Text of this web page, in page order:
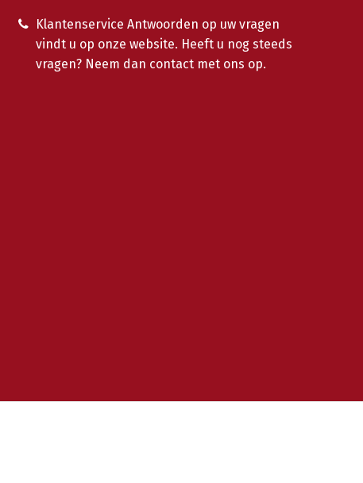
Klantenservice Antwoorden op uw vragen
vindt u op onze website. Heeft u nog steeds
vragen? Neem dan contact met ons op.